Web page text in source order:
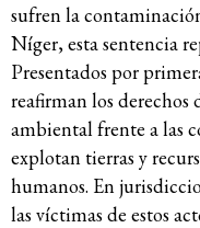
sufren la
Níger, esta sentencia
Presentados por
reafirman los
ambiental frente a las
explotan tierras y
humanos. En
las víctimas de estos